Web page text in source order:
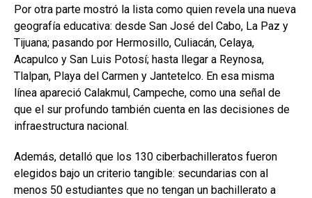
Por otra parte mostró la lista como quien revela una nueva
geografía educativa: desde San José del Cabo, La Paz y
Tijuana; pasando por Hermosillo, Culiacán, Celaya,
Acapulco y San Luis Potosí; hasta llegar a Reynosa,
Tlalpan, Playa del Carmen y Jantetelco. En esa misma
línea apareció Calakmul, Campeche, como una señal de
que el sur profundo también cuenta en las decisiones de
infraestructura nacional.
Además, detalló que los 130 ciberbachilleratos fueron
elegidos bajo un criterio tangible: secundarias con al
menos 50 estudiantes que no tengan un bachillerato a